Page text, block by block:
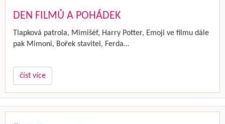
DEN FILMŮ A POHÁDEK
Tlapková patrola, Mimišéf, Harry Potter, Emoji ve filmu dále
pak Mimoni, Bořek stavitel, Ferda…
číst více